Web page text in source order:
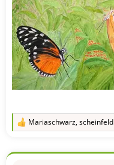
R
k
Mariaschwarz, scheinfeld